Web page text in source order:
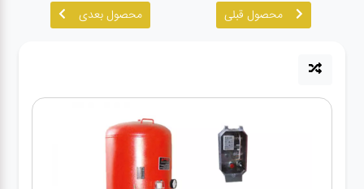
آپاراتی
محصول قبلی محصول بعدی